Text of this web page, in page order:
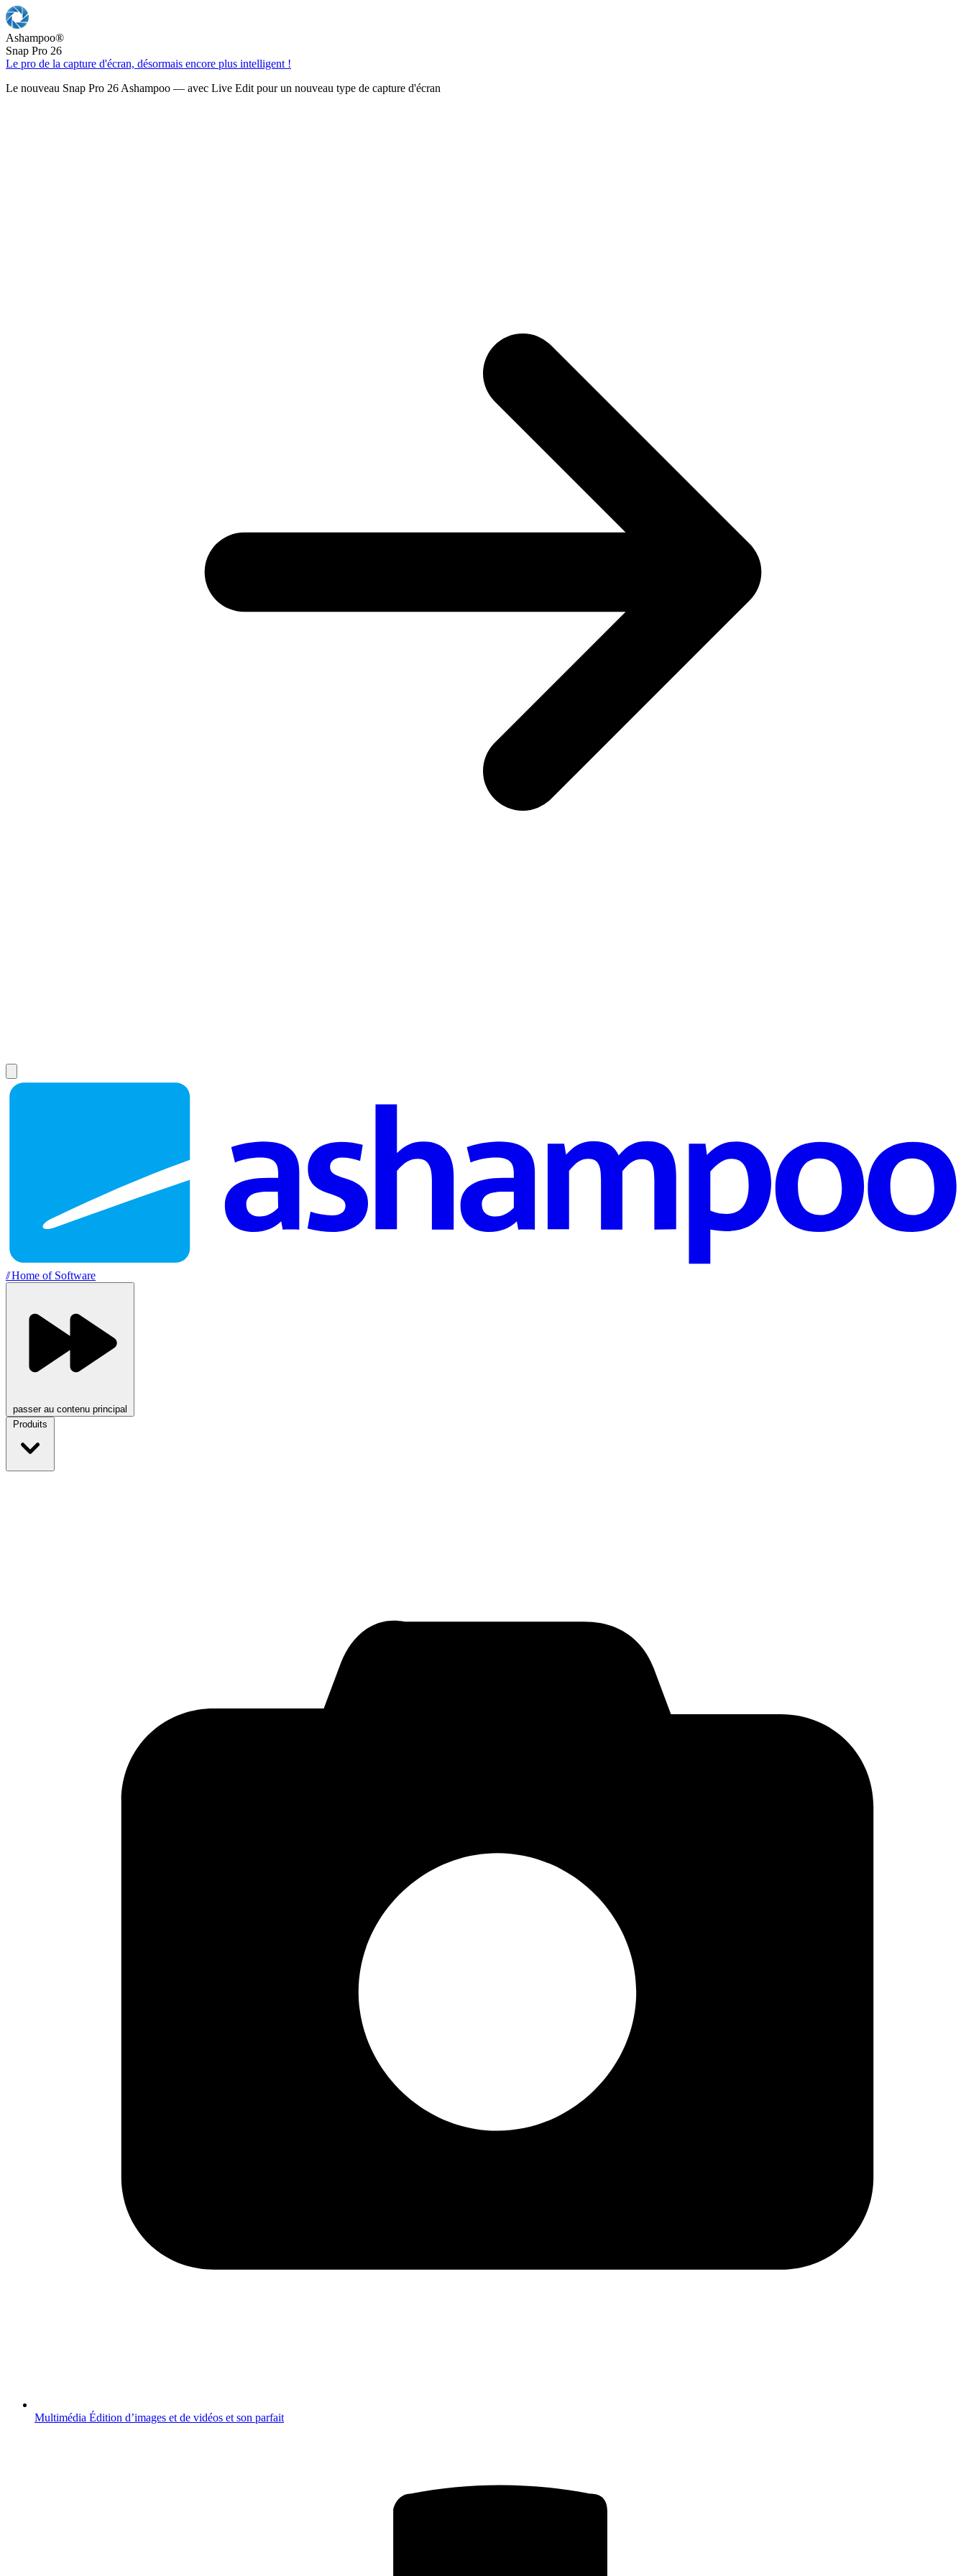
Ashampoo®
Snap Pro 26
Le pro de la capture d'écran, désormais encore plus intelligent !
Le nouveau Snap Pro 26 Ashampoo — avec Live Edit pour un nouveau type de capture d'écran
//Home of Software
passer au contenu principal
Produits
Multimédia Édition d’images et de vidéos et son parfait